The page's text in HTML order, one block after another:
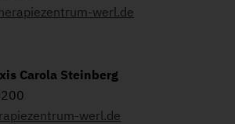
werl.de
Carola Steinberg
werl.de